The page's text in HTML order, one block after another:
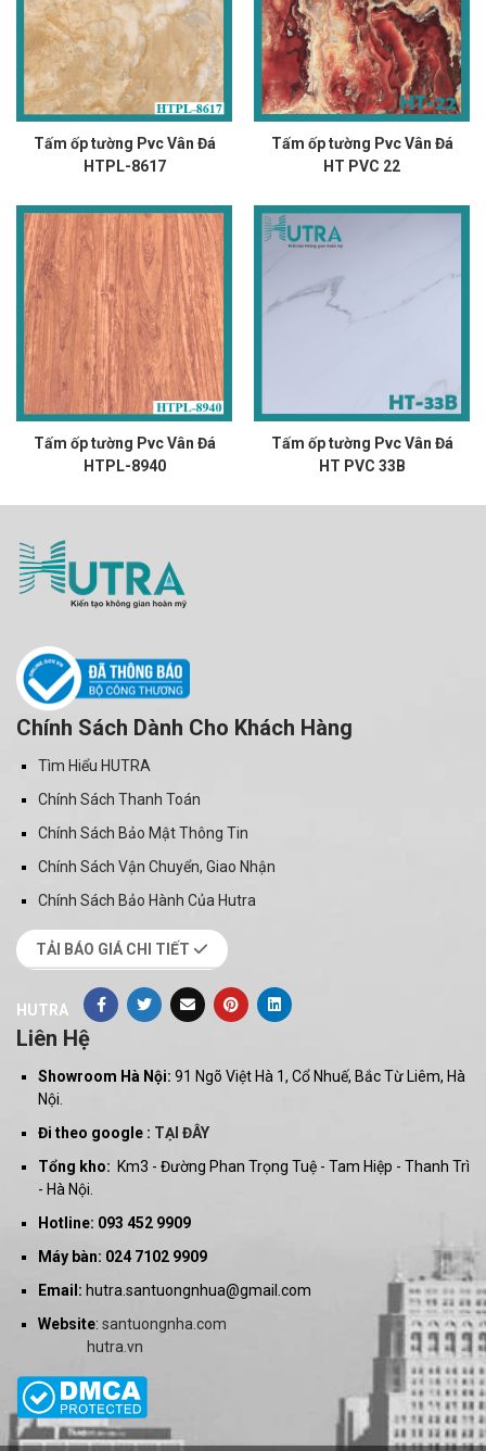
Tấm ốp tường Pvc Vân Đá
HTPL-8617
Tấm ốp tường Pvc Vân Đá
HT PVC 22
Tấm ốp tường Pvc Vân Đá
HTPL-8940
Tấm ốp tường Pvc Vân Đá
HT PVC 33B
Chính Sách Dành Cho Khách Hàng
Tìm Hiểu HUTRA
Chính Sách Thanh Toán
Chính Sách Bảo Mật Thông Tin
Chính Sách Vận Chuyển, Giao Nhận
Chính Sách Bảo Hành Của Hutra
TẢI BÁO GIÁ CHI TIẾT
HUTRA
Liên Hệ
Showroom Hà Nội: 91 Ngõ Việt Hà 1, Cổ Nhuế, Bắc Từ Liêm, Hà
Nội.
Đi theo google : TẠI ĐÂY
Tổng kho: Km3 - Đường Phan Trọng Tuệ - Tam Hiệp - Thanh Trì
- Hà Nội.
Hotline: 093 452 9909
Máy bàn: 024 7102 9909
Email: hutra.santuongnhua@gmail.com
Website: santuongnha.com
hutra.vn